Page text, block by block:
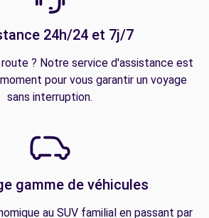
24h/24 et 7j/7
route ? Notre service d'assistance est
pour vous garantir un voyage
sans interruption.
gamme de véhicules
au SUV familial en passant par